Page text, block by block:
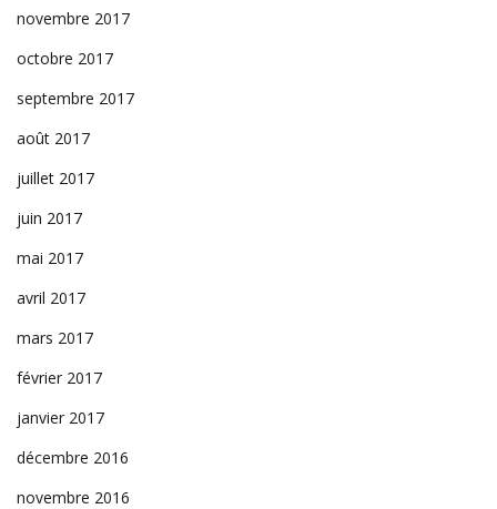
novembre 2017
octobre 2017
septembre 2017
août 2017
juillet 2017
juin 2017
mai 2017
avril 2017
mars 2017
février 2017
janvier 2017
décembre 2016
novembre 2016